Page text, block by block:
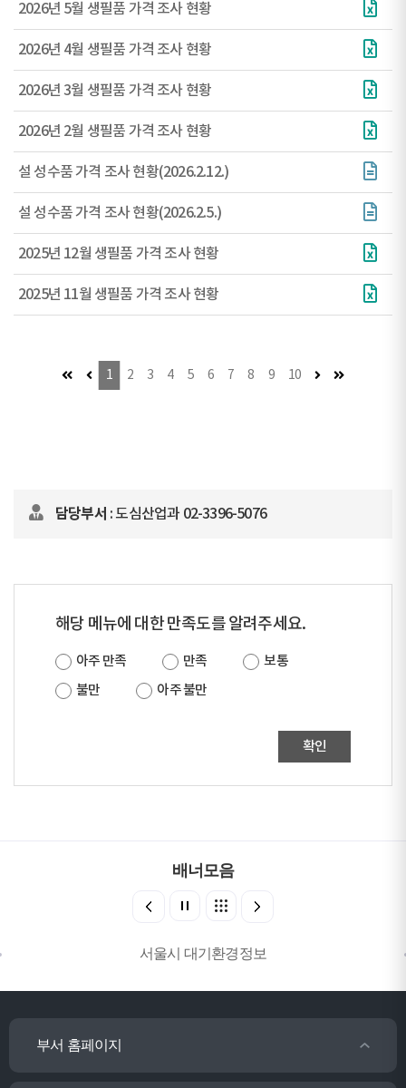
2026년 5월 생필품 가격 조사 현황
2026년 4월 생필품 가격 조사 현황
2026년 3월 생필품 가격 조사 현황
2026년 2월 생필품 가격 조사 현황
설 성수품 가격 조사 현황(2026.2.12.)
설 성수품 가격 조사 현황(2026.2.5.)
2025년 12월 생필품 가격 조사 현황
2025년 11월 생필품 가격 조사 현황
첫 페이지 (이동불가)
이전 페이지 (이동불가)
1 2 3 4 5 6 7 8 9 10 다음 페이지마지막 페이
담당부서 : 도심산업과 02-3396-5076
해당 메뉴에 대한 만족도를 알려주세요.
아주 만족 만족
보통
불만
아주 불만
확인
배너모음
서울시 대기환경정보
부서 홈페이지